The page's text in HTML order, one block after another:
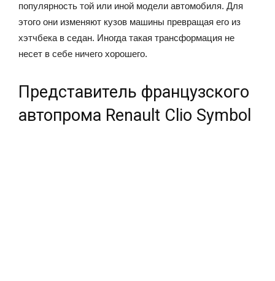
популярность той или иной модели автомобиля. Для
этого они изменяют кузов машины превращая его из
хэтчбека в седан. Иногда такая трансформация не
несет в себе ничего хорошего.
Представитель французского
автопрома Renault Clio Symbol